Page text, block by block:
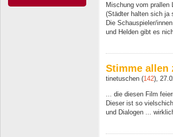
Mischung vom prallen
(Städter halten sich ja
Die Schauspieler/
und Helden gibt es
Stimme allen
tinetuschen (142),
... die diesen Film
Dieser ist so
und Dialogen ...